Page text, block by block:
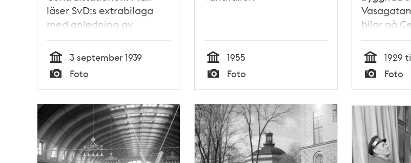
läser SvD:s extrabilaga
med anledning av
krigsutbrottet
Tid
3 september 1939
Typ
Foto Tid
1955
Typ
Foto
bilar på
Tid
1929
Typ
Foto